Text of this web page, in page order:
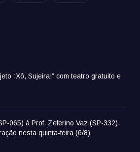
“Xô, Sujeira!” com teatro gratuito e
065) à Prof. Zeferino Vaz (SP-332),
nesta quinta-feira (6/8)